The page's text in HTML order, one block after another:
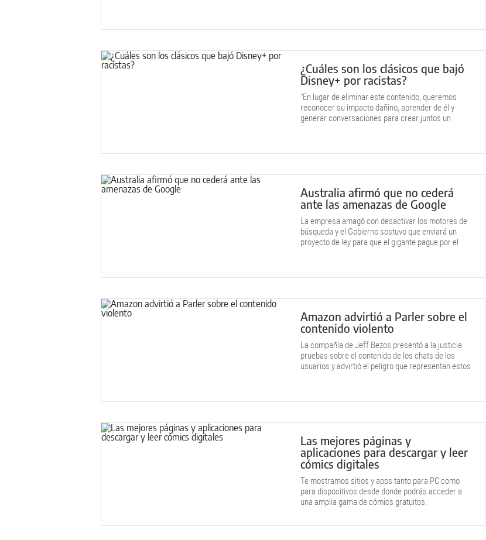
¿Cuáles son los clásicos que bajó
Disney+ por racistas?
"En lugar de eliminar este contenido, queremos
reconocer su impacto dañino, aprender de él y
generar conversaciones para crear juntos un
Australia afirmó que no cederá
ante las amenazas de Google
La empresa amagó con desactivar los motores de
búsqueda y el Gobierno sostuvo que enviará un
proyecto de ley para que el gigante pague por el
Amazon advirtió a Parler sobre el
contenido violento
La compañía de Jeff Bezos presentó a la justicia
pruebas sobre el contenido de los chats de los
usuarios y advirtió el peligro que representan estos
Las mejores páginas y
aplicaciones para descargar y leer
cómics digitales
Te mostramos sitios y apps tanto para PC como
para dispositivos desde donde podrás acceder a
una amplia gama de cómics gratuitos.